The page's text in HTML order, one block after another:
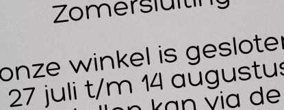
ontstekingsremmers.
HarpagophytumprocumbensHarpago (duivelsklauw) is
medicinaleplant. De secundaire opslag wortels
ook fenol glycosiden, acteoside enisoacteoside.
Harpago, of met een typische volksnaam ook wel